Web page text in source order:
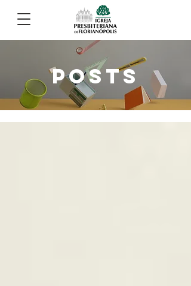
POSTS